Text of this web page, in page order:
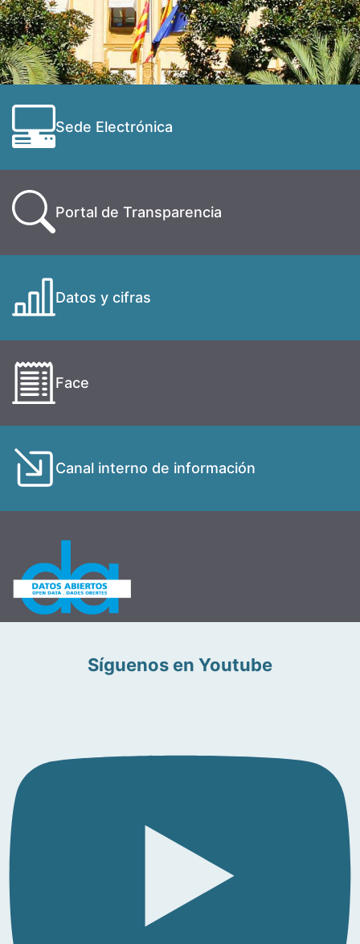
Sede Electrónica
Portal de Transparencia
Datos y cifras
Face
Canal interno de información
Síguenos en Youtube